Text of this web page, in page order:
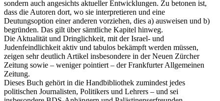
sondern auch angesichts aktueller Entwicklungen. Zu betonen ist,
dass die Autoren dort, wo sie interpretieren und eine
Deutungsoption einer anderen vorziehen, dies a) ausweisen und b)
begründen. Das gilt über sämtliche Kapitel hinweg.
Die Aktualität und Dringlichkeit, mit der Israel- und
Judenfeindlichkeit aktiv und tabulos bekämpft werden müssen,
zeigen sehr deutlich Artikel insbesondere in der Neuen Zürcher
Zeitung sowie – weniger pointiert – der Frankfurter Allgemeinen
Zeitung.
Dieses Buch gehört in die Handbibliothek zumindest jedes
politischen Journalisten, Politikers und Lehrers – und sei